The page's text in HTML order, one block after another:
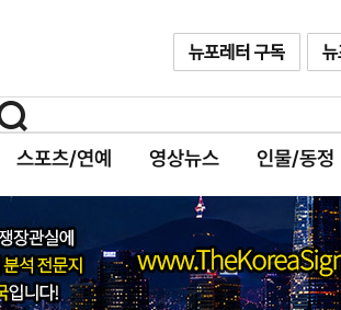
스포츠/연예 영상뉴스 인물/동정